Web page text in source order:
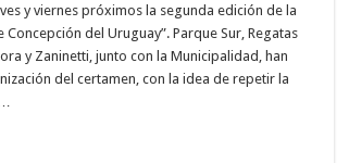
y viernes próximos la segunda edición de la
Concepción del Uruguay”. Parque Sur, Regatas
y Zaninetti, junto con la Municipalidad, han
del certamen, con la idea de repetir la